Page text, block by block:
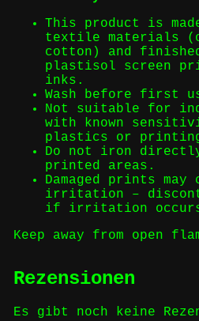
This product is
textile materials
cotton) and
plastisol screen
inks.
Wash before first
Not suitable for
with known
plastics or
Do not iron
printed areas.
Damaged prints may
irritation –
if irritation
Keep away from open
Rezensionen
Es gibt noch keine